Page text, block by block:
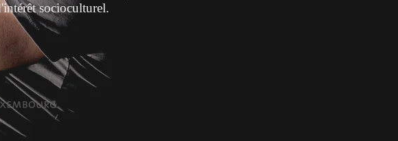
socioculturel.